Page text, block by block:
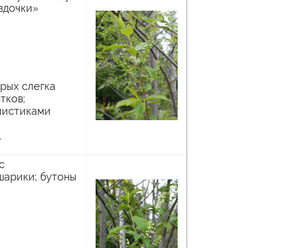
слегка
бутоны